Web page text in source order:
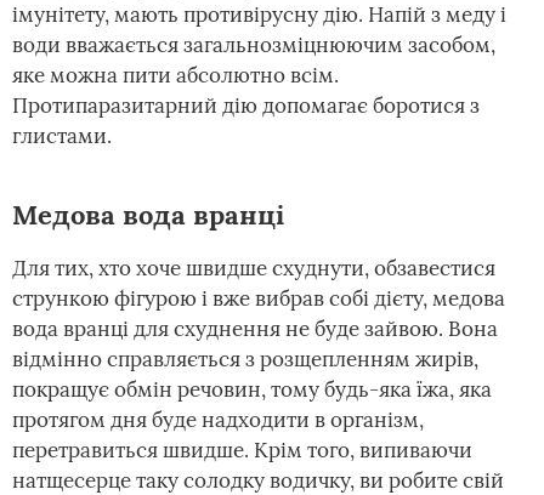
імунітету, мають противірусну дію. Напій з меду і
води вважається загальнозміцнюючим засобом,
яке можна пити абсолютно всім.
Протипаразитарний дію допомагає боротися з
глистами.
Медова вода вранці
Для тих, хто хоче швидше схуднути, обзавестися
стрункою фігурою і вже вибрав собі дієту, медова
вода вранці для схуднення не буде зайвою. Вона
відмінно справляється з розщепленням жирів,
покращує обмін речовин, тому будь-яка їжа, яка
протягом дня буде надходити в організм,
перетравиться швидше. Крім того, випиваючи
натщесерце таку солодку водичку, ви робите свій